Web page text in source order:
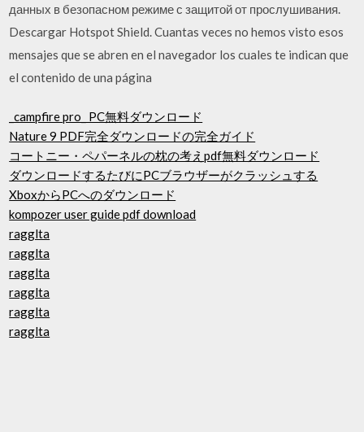
данных в безопасном режиме с защитой от прослушивания.
Descargar Hotspot Shield. Cuantas veces no hemos visto esos
mensajes que se abren en el navegador los cuales te indican que
el contenido de una página
_campfire pro_ PC無料ダウンロード
Nature 9 PDF完全ダウンロードの完全ガイド
コートニー・ペパーネルの枕の考えpdf無料ダウンロード
ダウンロードするたびにPCブラウザーがクラッシュする
XboxからPCへのダウンロード
kompozer user guide pdf download
ragglta
ragglta
ragglta
ragglta
ragglta
ragglta